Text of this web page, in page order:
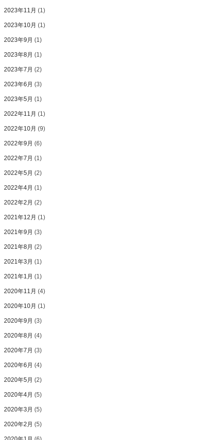
2023年11月 (1)
2023年10月 (1)
2023年9月 (1)
2023年8月 (1)
2023年7月 (2)
2023年6月 (3)
2023年5月 (1)
2022年11月 (1)
2022年10月 (9)
2022年9月 (6)
2022年7月 (1)
2022年5月 (2)
2022年4月 (1)
2022年2月 (2)
2021年12月 (1)
2021年9月 (3)
2021年8月 (2)
2021年3月 (1)
2021年1月 (1)
2020年11月 (4)
2020年10月 (1)
2020年9月 (3)
2020年8月 (4)
2020年7月 (3)
2020年6月 (4)
2020年5月 (2)
2020年4月 (5)
2020年3月 (5)
2020年2月 (5)